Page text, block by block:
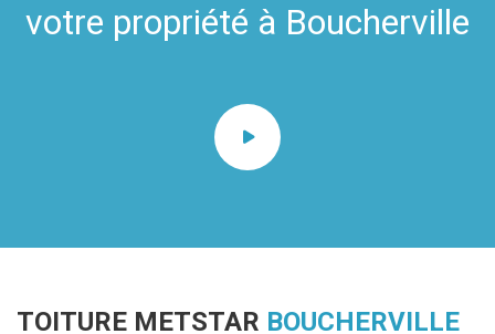
votre propriété à Boucherville
TOITURE METSTAR BOUCHERVILLE